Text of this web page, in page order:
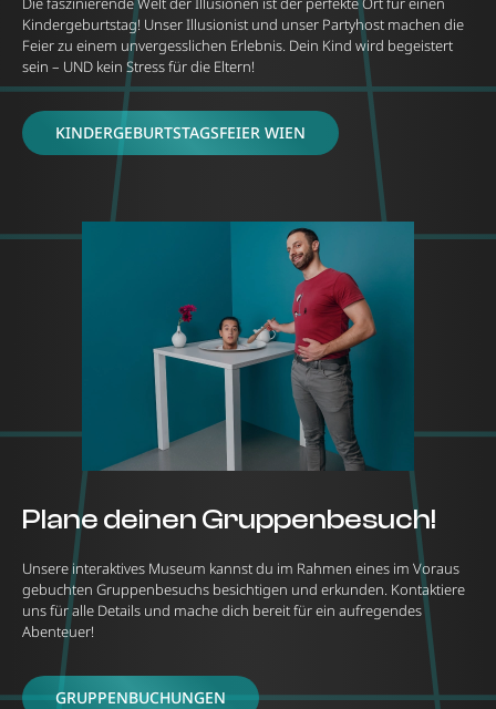
Kindergeburtstag! Unser Illusionist und unser Partyhost machen die
Feier zu einem unvergesslichen Erlebnis. Dein Kind wird begeistert
sein – UND kein Stress für die Eltern!
KINDERGEBURTSTAGSFEIER WIEN
Plane deinen Gruppenbesuch!
Unsere interaktives Museum kannst du im Rahmen eines im Voraus
gebuchten Gruppenbesuchs besichtigen und erkunden. Kontaktiere
uns für alle Details und mache dich bereit für ein aufregendes
Abenteuer!
GRUPPENBUCHUNGEN